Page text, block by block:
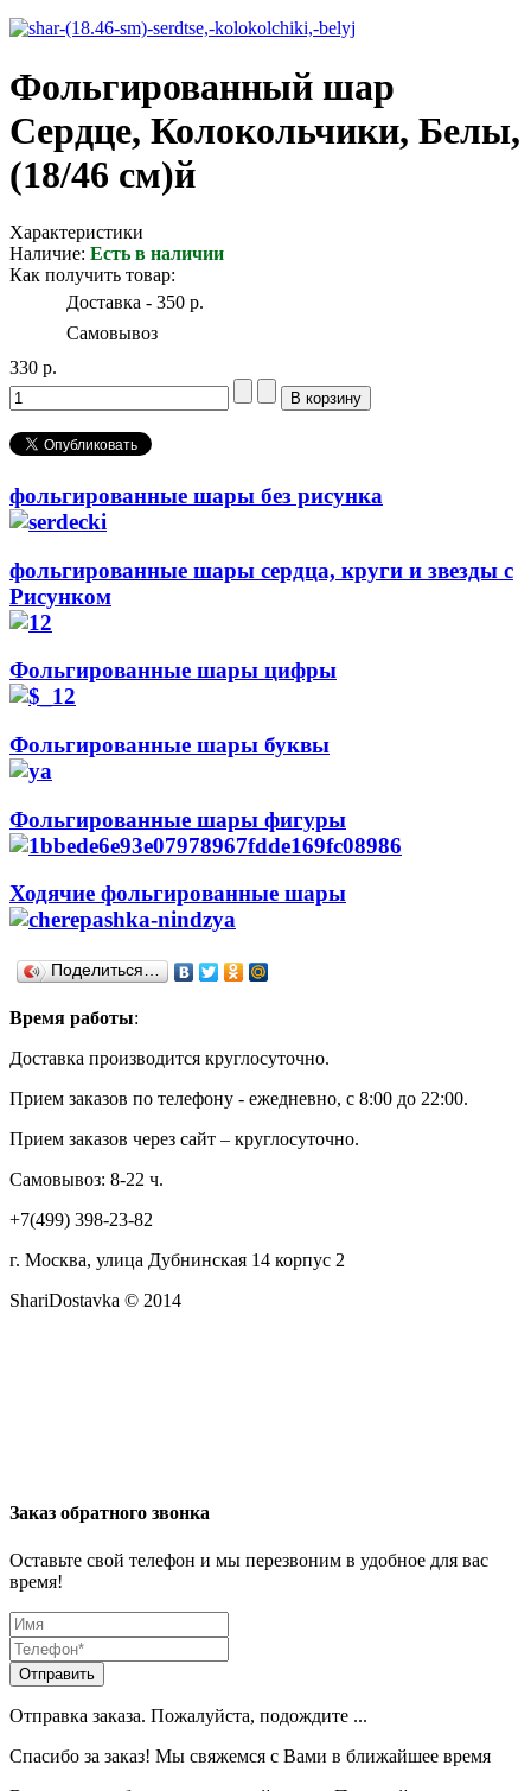
Фольгированный шар
Сердце, Колокольчики, Белы,
(18/46 см)й
Характеристики
Наличие: Есть в наличии
Как получить товар:
Доставка - 350 р.
Самовывоз
330 р.
фольгированные шары без рисунка
фольгированные шары сердца, круги и звезды с
Рисунком
Фольгированные шары цифры
Фольгированные шары буквы
Фольгированные шары фигуры
Ходячие фольгированные шары
Поделиться…
Время работы:
Доставка производится круглосуточно.
Прием заказов по телефону - ежедневно, с 8:00 до 22:00.
Прием заказов через сайт – круглосуточно.
Самовывоз: 8-22 ч.
+7(499) 398-23-82
г. Москва, улица Дубнинская 14 корпус 2
ShariDostavka © 2014
Заказ обратного звонка
Оставьте свой телефон и мы перезвоним в удобное для вас
время!
Отправить
Отправка заказа. Пожалуйста, подождите ...
Спасибо за заказ! Мы свяжемся с Вами в ближайшее время